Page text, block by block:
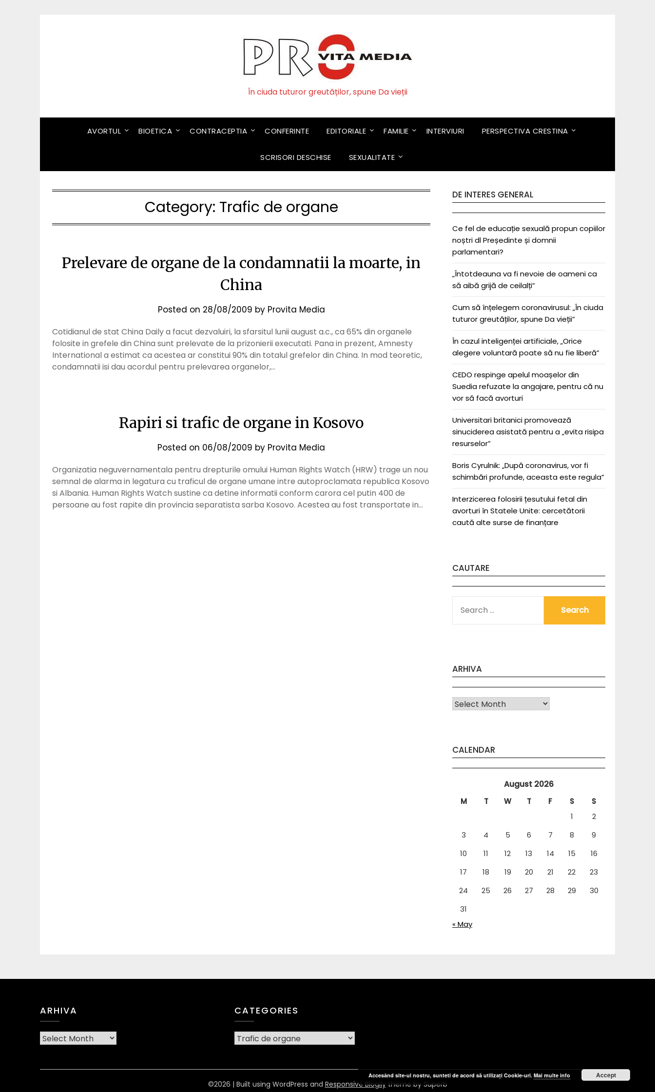
În ciuda tuturor greutăților, spune Da vieții
AVORTUL BIOETICA CONTRACEPTIA CONFERINTE EDITORIALE FAMILIE INTERVIURI PERSPECTIVA CRESTINA
SCRISORI DESCHISE SEXUALITATE
Category: Trafic de organe
Prelevare de organe de la condamnatii la moarte, in
China
Posted on 28/08/2009 by Provita Media
Cotidianul de stat China Daily a facut dezvaluiri, la sfarsitul lunii august a.c., ca 65% din organele
folosite in grefele din China sunt prelevate de la prizonierii executati. Pana in prezent, Amnesty
International a estimat ca acestea ar constitui 90% din totalul grefelor din China. In mod teoretic,
condamnatii isi dau acordul pentru prelevarea organelor,…
Rapiri si trafic de organe in Kosovo
Posted on 06/08/2009 by Provita Media
Organizatia neguvernamentala pentru drepturile omului Human Rights Watch (HRW) trage un nou
semnal de alarma in legatura cu traficul de organe umane intre autoproclamata republica Kosovo
si Albania. Human Rights Watch sustine ca detine informatii conform carora cel putin 400 de
persoane au fost rapite din provincia separatista sarba Kosovo. Acestea au fost transportate in…
DE INTERES GENERAL
Ce fel de educație sexuală propun copiilor
noștri dl Președinte și domnii
parlamentari?
„Întotdeauna va fi nevoie de oameni ca
să aibă grijă de ceilalți”
Cum să înțelegem coronavirusul: „În ciuda
tuturor greutăților, spune Da vieții”
În cazul inteligenței artificiale, „Orice
alegere voluntară poate să nu fie liberă”
CEDO respinge apelul moașelor din
Suedia refuzate la angajare, pentru că nu
vor să facă avorturi
Universitari britanici promovează
sinuciderea asistată pentru a „evita risipa
resurselor”
Boris Cyrulnik: „După coronavirus, vor fi
schimbări profunde, aceasta este regula”
Interzicerea folosirii țesutului fetal din
avorturi în Statele Unite: cercetătorii
caută alte surse de finanțare
CAUTARE
FOR:
ARHIVA
Arhiva
CALENDAR
August 2026
M T W T F S
S
1
2
3
4 5 6 7 8
9
10
11 12 13 14 15
16
17
18 19 20 21 22
23
24
25 26 27 28 29
30
31
« May
ARHIVA
Arhiva
CATEGORIES
CATEGORIES
©2026 | Built using WordPress and Responsive Blogily theme by Superb
Accesând site-ul nostru, sunteti de acord să utilizați Cookie-uri. Mai multe info Accept